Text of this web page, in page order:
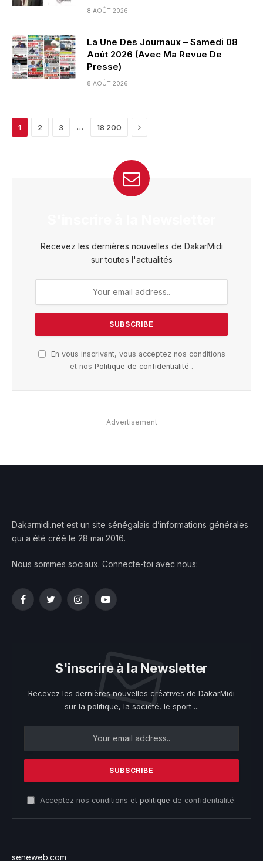
8 AOÛT 2026
La Une Des Journaux – Samedi 08
Août 2026 (Avec Ma Revue De
Presse)
8 AOÛT 2026
1 2 3 … 18 200 Next
Recevez les dernières nouvelles de DakarMidi
sur toutes l'actualités
En vous inscrivant, vous acceptez nos conditions
et nos Politique de confidentialité .
Advertisement
Dakarmidi.net est un site sénégalais d’informations générales
qui a été créé le 28 mai 2016.
Nous sommes sociaux. Connecte-toi avec nous:
FacebookTwitterInstagramYouTube
S'inscrire à la Newsletter
Recevez les dernières nouvelles créatives de DakarMidi
sur la politique, la société, le sport ...
Acceptez nos conditions et politique de confidentialité.
seneweb.com